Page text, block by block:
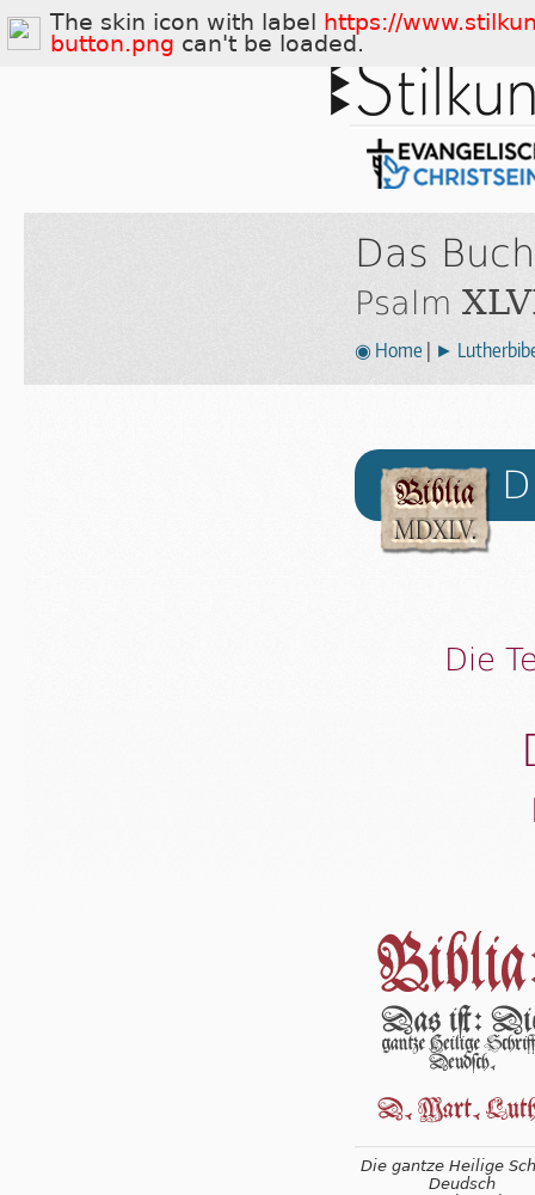
Das
Psalm
◉ Home ►
Die
Die gantze Heilige
Deudsch
The skin icon with label
https://
button.png can't be loaded.